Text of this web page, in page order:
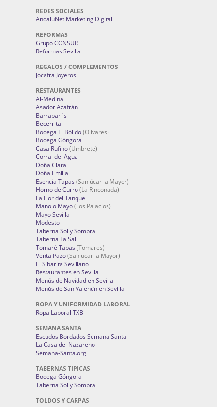
REDES SOCIALES
AndaluNet Marketing Digital
REFORMAS
Grupo CONSUR
Reformas Sevilla
REGALOS / COMPLEMENTOS
Jocafra Joyeros
RESTAURANTES
Al-Medina
Asador Azafrán
Barrabar´s
Becerrita
Bodega El Bólido(Olivares)
Bodega Góngora
Casa Rufino(Umbrete)
Corral del Agua
Doña Clara
Doña Emilia
Esencia Tapas (Sanlúcar la Mayor)
Horno de Curro(La Rinconada)
La Flor del Tanque
Manolo Mayo(Los Palacios)
Mayo Sevilla
Modesto
Taberna Sol y Sombra
Taberna La Sal
Tomaré Tapas (Tomares)
Venta Pazo(Sanlúcar la Mayor)
El Sibarita Sevillano
Restaurantes en Sevilla
Menús de Navidad en Sevilla
Menús de San Valentín en Sevilla
ROPA Y UNIFORMIDAD LABORAL
Ropa Laboral TXB
SEMANA SANTA
Escudos Bordados Semana Santa
La Casa del Nazareno
Semana-Santa.org
TABERNAS TIPICAS
Bodega Góngora
Taberna Sol y Sombra
TOLDOS Y CARPAS